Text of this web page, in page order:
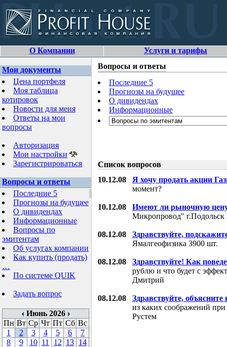
О Компании Услуги и тарифы
Мои документы
Цена портфеля
Моя таблица
котировок
Новости для меня
Ответы на мои
вопросы
Авторизация
Мои настройки
Зарегистрироваться
Вопросы и ответы
Последние 5
Прогнозы на будущее
О дивидендах
Информационные
Вопросы по
эмитентам
Об услугах компании
Как купить (продать)
…
По системе QUIK
Задать вопрос
Июнь 2026
Пн Вт Ср Чт Пт Сб Вс
1
2 3 4 5 6
7
8
9 10 11 12 13 14
Вопросы и ответы
Последние 5
Прогнозы на будущее
О дивидендах
Информационные
Список вопросов
10.12.08 Я хочу продать акции
момент?
10.12.08
Имеют ли рыночную
Микропровод"
08.12.08
Здравствуйте,
Ямалгеофизика 3900 шт.
08.12.08
Здравствуйте! Как
рублю и что будет с
Дмитрий
08.12.08
Здравствуйте, объясните
из каких соображений
Рустем